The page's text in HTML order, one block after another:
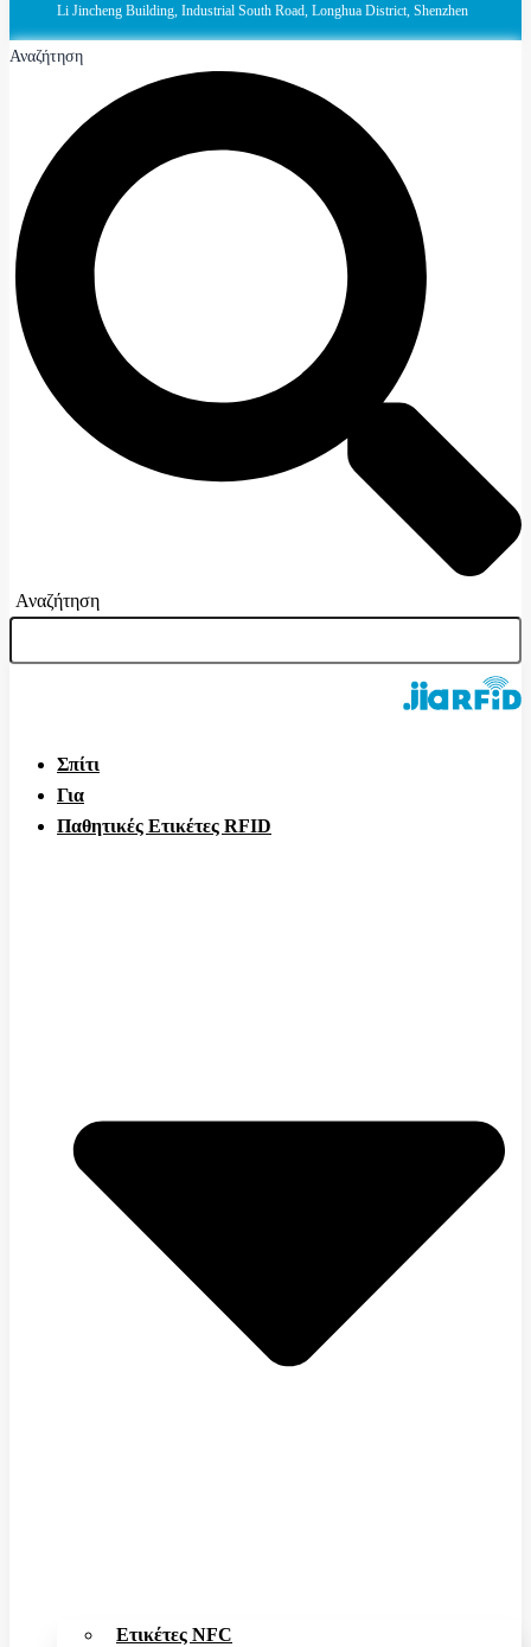
Li Jincheng Building, Industrial South Road, Longhua District, Shenzhen
Αναζήτηση
Αναζήτηση
Σπίτι
Για
Παθητικές Ετικέτες RFID
Ετικέτες NFC